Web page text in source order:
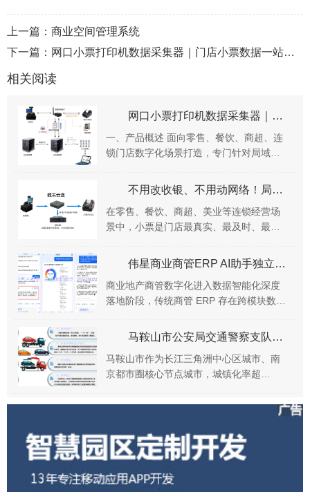
上一篇： 商业空间管理系统
下一篇： 网口小票打印机数据采集器｜门店小票数据一站式采集终端
相关阅读
网口小票打印机数据采集器｜门店小票数据一站式采集终端
一、产品概述 面向零售、餐饮、商超、连
锁门店数字化场景打造，专门针对局域网
无需修改原有收银系统、不改动门店现有
局域网架构，低...
不用改收银、不用动网络！局域网小票打印机数据采集，终于实现轻量化全覆盖
在零售、餐饮、商超、美业等连锁经营场
景中，小票是门店最真实、最及时、最核
单小票、结算小票，都记录着门店的交易
金额、商品清单...
伟星商业商管ERP AI助手独立模块：自然语言AI问数解决方案
商业地产商管数字化进入数据智能化深度
落地阶段，传统商管 ERP 存在跨模块数据
获取门槛高、数据权限管控粗放等痛点。
马鞍山市公安局交通警察支队交警涉案车辆管理系统应用案例：全流程线上化闭环管理 提升涉案车辆处置效率
马鞍山市作为长江三角洲中心区城市、南
京都市圈核心节点城市，城镇化率超
格局，与南京等周边城市交通联动频繁，